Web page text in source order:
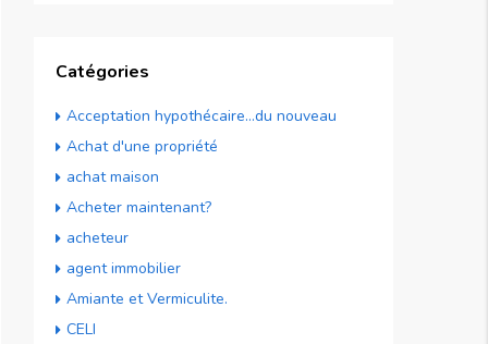
Catégories
Acceptation hypothécaire…du nouveau
Achat d'une propriété
achat maison
Acheter maintenant?
acheteur
agent immobilier
Amiante et Vermiculite.
CELI